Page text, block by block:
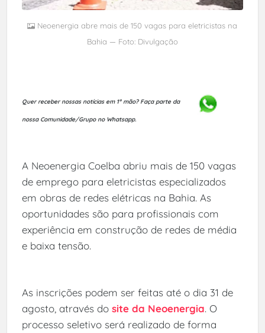
Neoenergia abre mais de 150 vagas para eletricistas na
Bahia — Foto: Divulgação
Quer receber nossas notícias em 1ª mão? Faça parte da
nossa Comunidade/Grupo no Whatsapp.
A Neoenergia Coelba abriu mais de 150 vagas
de emprego para eletricistas especializados
em obras de redes elétricas na Bahia. As
oportunidades são para profissionais com
experiência em construção de redes de média
e baixa tensão.
As inscrições podem ser feitas até o dia 31 de
agosto, através do site da Neoenergia. O
processo seletivo será realizado de forma